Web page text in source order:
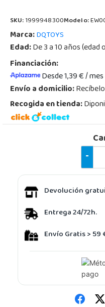
SKU:1999948300Modelo:
Marca:DQTOYS
Edad:De 3 a 10 años
Financiación:
Desde 1,39 € / mes
Envío a domicilio:
Recogida en tienda:
-
Devolución
Entrega 24/72h.
Envío Gratis > 59